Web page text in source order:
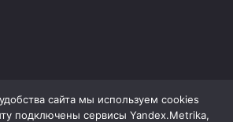
сайта мы используем cookies
подключены сервисы Yandex.Metrika,